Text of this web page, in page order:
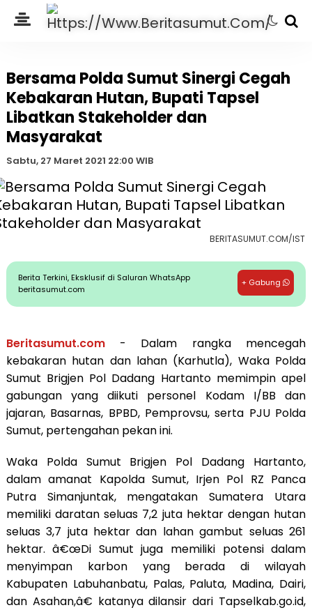
Bersama Polda Sumut Sinergi Cegah
Kebakaran Hutan, Bupati Tapsel
Libatkan Stakeholder dan
Masyarakat
Sabtu, 27 Maret 2021 22:00 WIB
BERITASUMUT.COM/IST
Berita Terkini, Eksklusif di Saluran WhatsApp
beritasumut.com
+ Gabung
Beritasumut.com- Dalam rangka mencegah
kebakaran hutan dan lahan (Karhutla), Waka Polda
Sumut Brigjen Pol Dadang Hartanto memimpin apel
gabungan yang diikuti personel Kodam I/BB dan
jajaran, Basarnas, BPBD, Pemprovsu, serta PJU Polda
Sumut, pertengahan pekan ini.
Waka Polda Sumut Brigjen Pol Dadang Hartanto,
dalam amanat Kapolda Sumut, Irjen Pol RZ Panca
Putra Simanjuntak, mengatakan Sumatera Utara
memiliki daratan seluas 7,2 juta hektar dengan hutan
seluas 3,7 juta hektar dan lahan gambut seluas 261
hektar. â€œDi Sumut juga memiliki potensi dalam
menyimpan karbon yang berada di wilayah
Kabupaten Labuhanbatu, Palas, Paluta, Madina, Dairi,
dan Asahan,â€ katanya dilansir dari Tapselkab.go.id,